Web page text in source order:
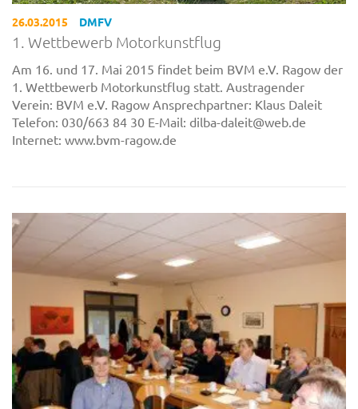
26.03.2015 DMFV
1. Wettbewerb Motorkunstflug
Am 16. und 17. Mai 2015 findet beim BVM e.V. Ragow der
1. Wettbewerb Motorkunstflug statt. Austragender
Verein: BVM e.V. Ragow Ansprechpartner: Klaus Daleit
Telefon: 030/663 84 30 E-Mail: dilba-daleit@web.de
Internet: www.bvm-ragow.de